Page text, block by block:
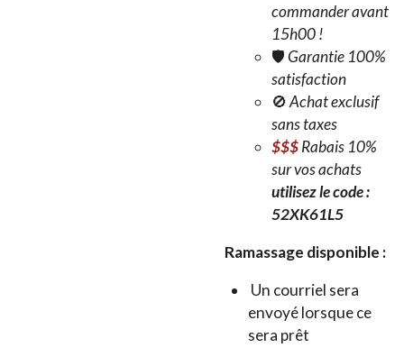
commander avant
15h00 !
🛡️Garantie 100%
satisfaction
🚫Achat exclusif
sans taxes
$$$Rabais 10%
sur vos achats
utilisez le code :
52XK61L5
Ramassage disponible :
Un courriel sera
envoyé lorsque ce
sera prêt